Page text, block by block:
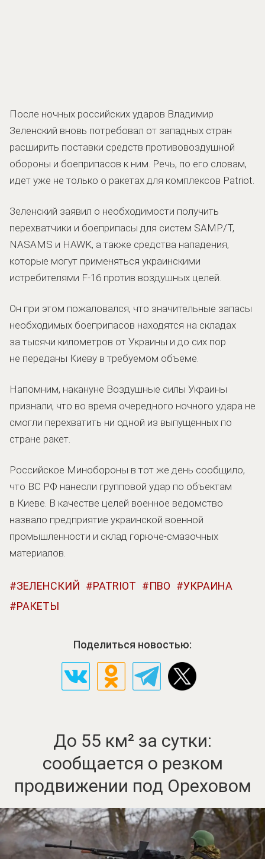
После ночных российских ударов Владимир
Зеленский вновь потребовал от западных стран
расширить поставки средств противовоздушной
обороны и боеприпасов к ним. Речь, по его словам,
идет уже не только о ракетах для комплексов Patriot.
Зеленский заявил о необходимости получить
перехватчики и боеприпасы для систем SAMP/T,
NASAMS и HAWK, а также средства нападения,
которые могут применяться украинскими
истребителями F-16 против воздушных целей.
Он при этом пожаловался, что значительные запасы
необходимых боеприпасов находятся на складах
за тысячи километров от Украины и до сих пор
не переданы Киеву в требуемом объеме.
Напомним, накануне Воздушные силы Украины
признали, что во время очередного ночного удара не
смогли перехватить ни одной из выпущенных по
стране ракет.
Российское Минобороны в тот же день сообщило,
что ВС РФ нанесли групповой удар по объектам
в Киеве. В качестве целей военное ведомство
назвало предприятие украинской военной
промышленности и склад горюче-смазочных
материалов.
ЗЕЛЕНСКИЙ PATRIOT ПВО
УКРАИНА
РАКЕТЫ
Поделиться новостью:
До 55 км² за сутки:
сообщается о резком
продвижении под Ореховом